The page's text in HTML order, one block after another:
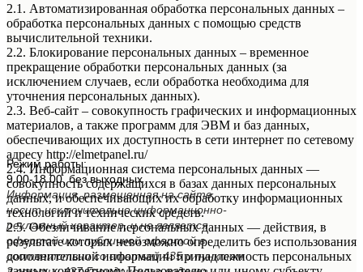
Режим работы:
9.00-18.00, без выходных
Информация, размещенная на сайте,
носит исключительно информационно-
рекламный характер, и не является
офертой или публичной офертой в
соответствии со статьей 435 и пунктом
2.1. Автоматизированная обработка персональных данных –
обработка персональных данных с помощью средств
вычислительной техники.
2.2. Блокирование персональных данных – временное
прекращение обработки персональных данных (за
исключением случаев, если обработка необходима для
уточнения персональных данных).
2.3. Веб-сайт – совокупность графических и информационных
материалов, а также программ для ЭВМ и баз данных,
обеспечивающих их доступность в сети интернет по сетевому
адресу http://elmetpanel.ru/
2.4. Информационная система персональных данных —
совокупность содержащихся в базах данных персональных
данных, и обеспечивающих их обработку информационных
технологий и технических средств.
2.5. Обезличивание персональных данных — действия, в
результате которых невозможно определить без использования
дополнительной информации принадлежность персональных